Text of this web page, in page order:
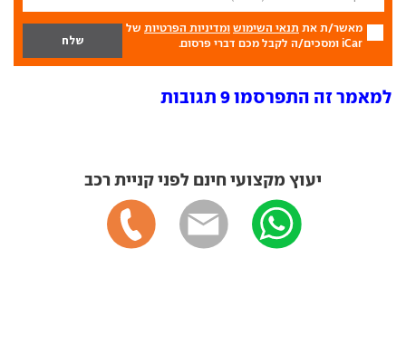
מאשר/ת את תנאי השימוש ומדיניות הפרטיות של
iCar ומסכים/ה לקבל מכם דברי פרסום.
למאמר זה התפרסמו 9 תגובות
יעוץ מקצועי חינם לפני קניית רכב